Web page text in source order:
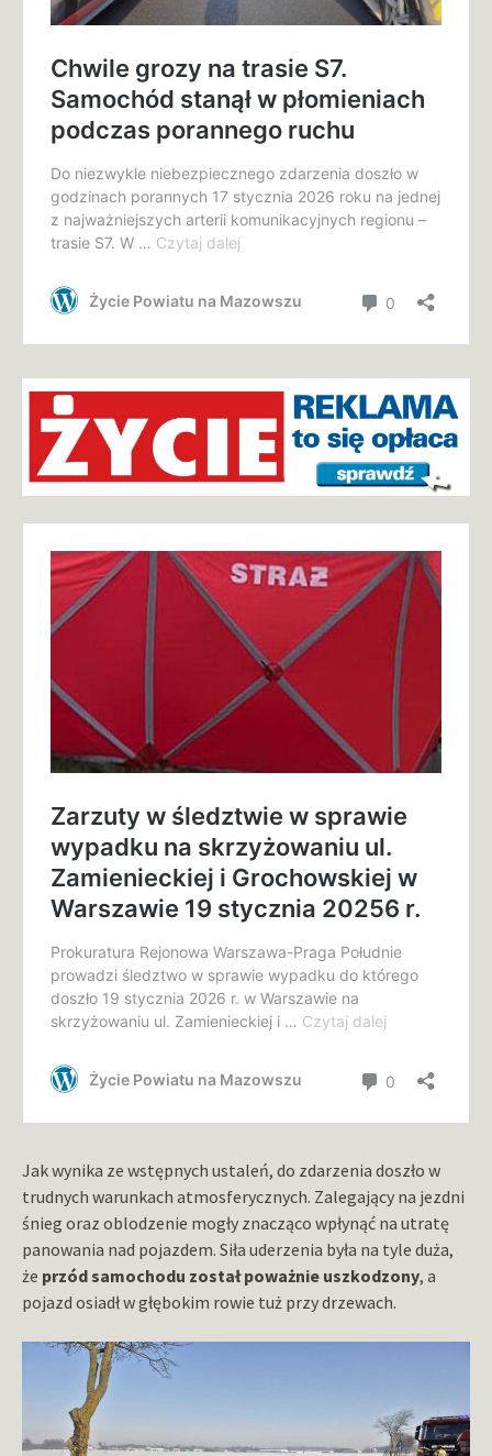
Jak wynika ze wstępnych ustaleń, do zdarzenia doszło w
trudnych warunkach atmosferycznych. Zalegający na jezdni
śnieg oraz oblodzenie mogły znacząco wpłynąć na utratę
panowania nad pojazdem. Siła uderzenia była na tyle duża,
że przód samochodu został poważnie uszkodzony, a
pojazd osiadł w głębokim rowie tuż przy drzewach.